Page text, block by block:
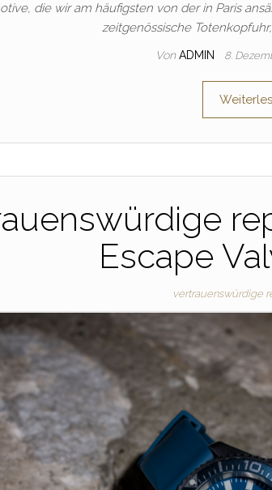
die wir am häufigsten von der in Paris
zeitgenössische
Von ADMIN 8.
Escape
vertrauenswürdige